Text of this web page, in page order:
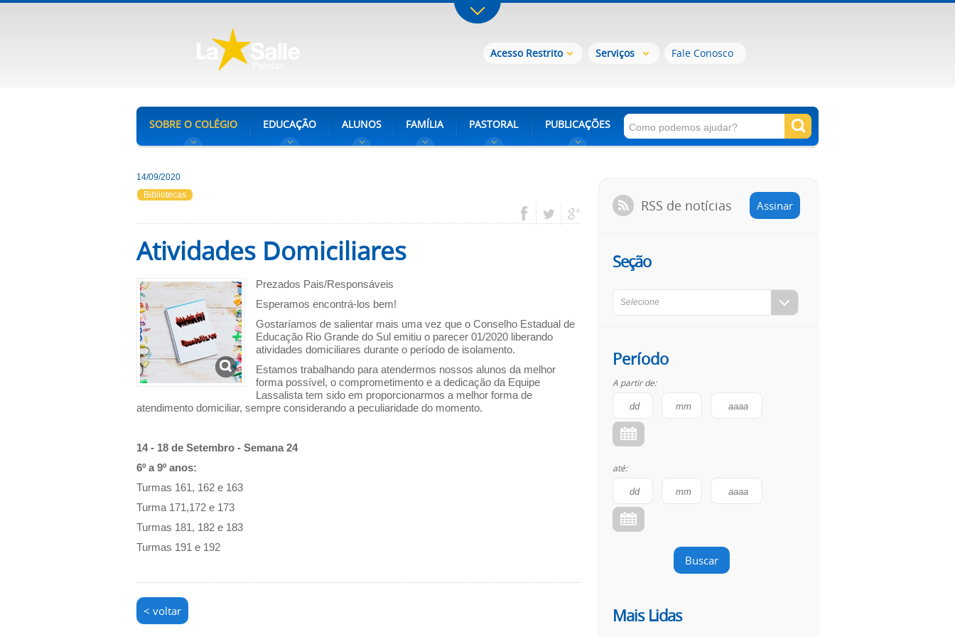
Acesso Restrito Serviços Fale Conosco
SOBRE O COLÉGIO EDUCAÇÃO ALUNOS FAMÍLIA PASTORAL PUBLICAÇÕES
14/09/2020
Bibliotecas
Atividades Domiciliares
Prezados Pais/Responsáveis
Esperamos encontrá-los bem!
Gostaríamos de salientar mais uma vez que o Conselho Estadual de
Educação Rio Grande do Sul emitiu o parecer 01/2020 liberando
atividades domiciliares durante o período de isolamento.
Estamos trabalhando para atendermos nossos alunos da melhor
forma possível, o comprometimento e a dedicação da Equipe
Lassalista tem sido em proporcionarmos a melhor forma de
atendimento domiciliar, sempre considerando a peculiaridade do momento.
14 - 18 de Setembro - Semana 24
6º a 9º anos:
Turmas 161, 162 e 163
Turma 171,172 e 173
Turmas 181, 182 e 183
Turmas 191 e 192
< voltar
RSS de notícias Assinar
Seção
Selecione
Período
A partir de:
até:
Buscar
Mais Lidas